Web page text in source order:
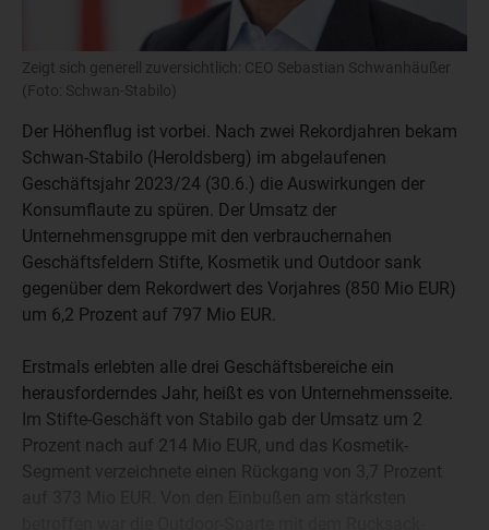
Zeigt sich generell zuversichtlich: CEO Sebastian Schwanhäußer
(Foto: Schwan-Stabilo)
Der Höhenflug ist vorbei. Nach zwei Rekordjahren bekam
Schwan-Stabilo (Heroldsberg) im abgelaufenen
Geschäftsjahr 2023/24 (30.6.) die Auswirkungen der
Konsumflaute zu spüren. Der Umsatz der
Unternehmensgruppe mit den verbrauchernahen
Geschäftsfeldern Stifte, Kosmetik und Outdoor sank
gegenüber dem Rekordwert des Vorjahres (850 Mio EUR)
um 6,2 Prozent auf 797 Mio EUR.
Erstmals erlebten alle drei Geschäftsbereiche ein
herausforderndes Jahr, heißt es von Unternehmensseite.
Im Stifte-Geschäft von Stabilo gab der Umsatz um 2
Prozent nach auf 214 Mio EUR, und das Kosmetik-
Segment verzeichnete einen Rückgang von 3,7 Prozent